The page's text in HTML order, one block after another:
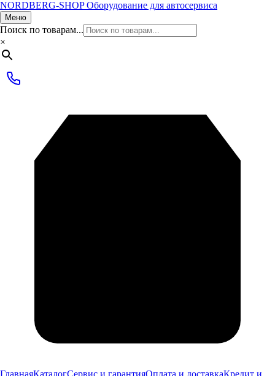
NORDBERG-SHOP Оборудование для автосервиса
Меню
Поиск по товарам...
×
ГлавнаяКаталогСервис и гарантияОплата и доставкаКредит и